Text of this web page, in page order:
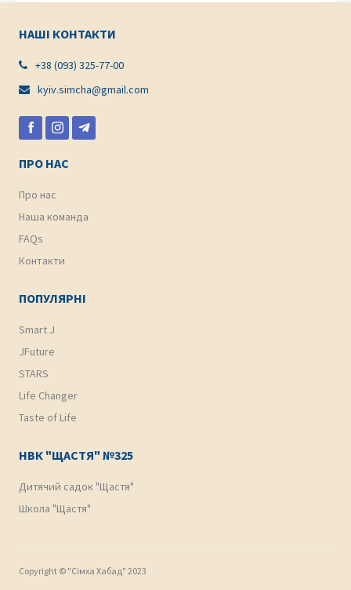
НАШІ КОНТАКТИ
 +38 (093) 325-77-00
 kyiv.simcha@gmail.com
ПРО НАС
Про нас
Наша команда
FAQs
Контакти
ПОПУЛЯРНІ
Smart J
JFuture
STARS
Life Changer
Taste of Life
НВК "ЩАСТЯ" №325
Дитячий садок "Щастя"
Школа "Щастя"
Copyright © "Cімха Хабад" 2023